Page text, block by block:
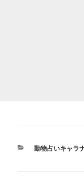
カ
動物占いキャラ